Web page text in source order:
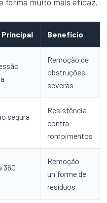
Principal Benefício
Remoção de
obstruções
severas
segura
Resistência
contra
rompimentos
360
Remoção
uniforme de
resíduos